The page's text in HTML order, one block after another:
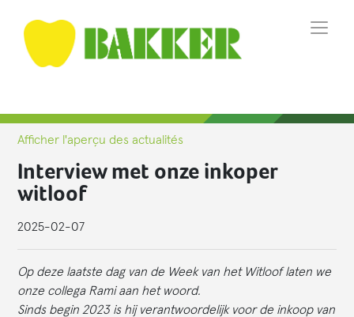
Afficher l'aperçu des actualités
Interview met onze inkoper
witloof
2025-02-07
Op deze laatste dag van de Week van het Witloof laten we
onze collega Rami aan het woord.
Sinds begin 2023 is hij verantwoordelijk voor de inkoop van